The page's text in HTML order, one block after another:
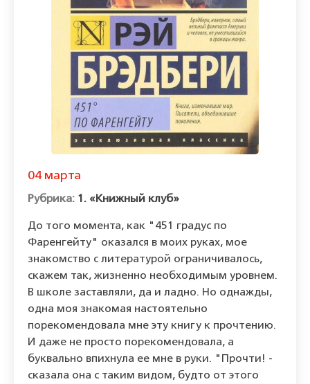
04 марта
1. «Книжный клуб»
До того момента, как "451 градус по
Фаренгейту" оказался в моих руках, мое
знакомство с литературой ограничивалось,
скажем так, жизненно необходимым уровнем.
В школе заставляли, да и ладно. Но однажды,
одна моя знакомая настоятельно
порекомендовала мне эту книгу к прочтению.
И даже не просто порекомендовала, а
буквально впихнула ее мне в руки. "Прочти! -
сказала она с таким видом, будто от этого